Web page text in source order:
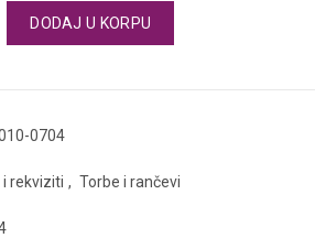
DODAJ U KORPU
0704
rekviziti , Torbe i rančevi